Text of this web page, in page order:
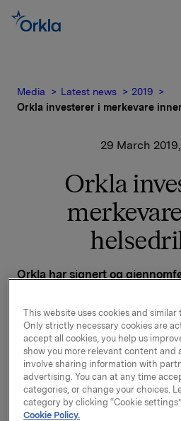
Media Latest news
2019
Orkla investerer i merkevare
29 March
Orkla
Orkla har signert og
Asteriscos e Reticências, S.A.
fermenterte te-baserte
hele Europa under
Captain Kombucha er en lett
drikk basert på svart eller
hverken konserveringsmidler,
eller kunstig smakstilsetning.
This website uses cookies and similar
Only strictly necessary cookies are
accept all cookies, you help us
show you more relevant content and
involve sharing information with
advertising. You can at any time
categories, or change your choices.
category by clicking “Cookie
Cookie Policy.